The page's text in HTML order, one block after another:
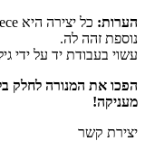
הערות:
נוספת זהה לה.
עשוי בעבודת יד על ידי
הפכו את המנורה לחלק
מעניקה!
יצירת קשר